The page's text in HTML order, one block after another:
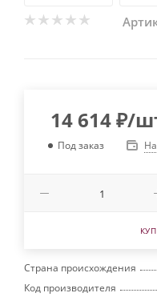
14 614₽/
Под заказ
Страна происхождения
Код производителя